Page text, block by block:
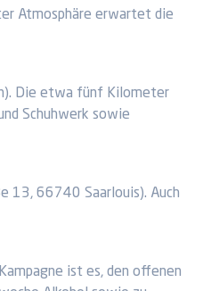
Atmosphäre erwartet die
Die etwa fünf Kilometer
Schuhwerk sowie
13, 66740 Saarlouis). Auch
ist es, den offenen